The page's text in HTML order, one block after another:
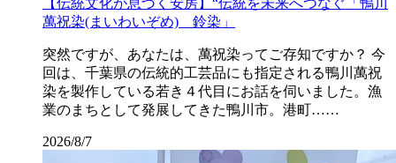
【伝統文化が息づく安房】“伝統を未来へつなぐ「鴨川
萬祝染(まいわいぞめ) 鈴染」
突然ですが、あなたは、萬祝染ってご存知ですか？ 今
回は、千葉県の伝統的工芸品にも指定される鴨川萬祝
染を製作している若き４代目にお話を伺いました。漁
業のまちとして発展してきた鴨川市。港町……
2026/8/7